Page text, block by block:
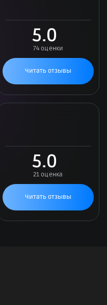
5.0
74 оценки
Читать отзывы
5.0
21 оценка
Читать отзывы